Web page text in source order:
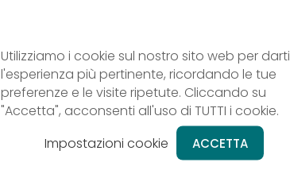
Utilizziamo i cookie sul nostro sito web per darti
l'esperienza più pertinente, ricordando le tue
preferenze e le visite ripetute. Cliccando su
"Accetta", acconsenti all'uso di TUTTI i cookie.
Impostazioni cookie
ACCETTA